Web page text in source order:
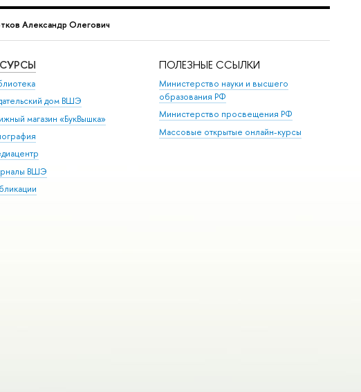
Александр Олегович
дом ВШЭ
магазин «БукВышка»
ВШЭ
ПОЛЕЗНЫЕ ССЫЛКИ
Министерство науки и высшего
образования РФ
Министерство просвещения РФ
Массовые открытые онлайн-курсы